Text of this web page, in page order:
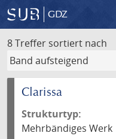
GDZ
8 Treffer sortiert nach
Clarissa
Strukturtyp:
Mehrbändiges Werk